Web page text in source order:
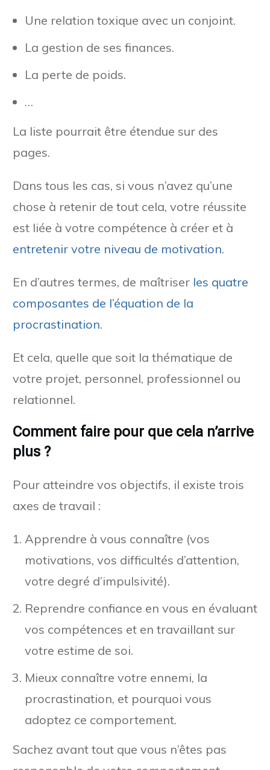
Une relation toxique avec un conjoint.
La gestion de ses finances.
La perte de poids.
…
La liste pourrait être étendue sur des
pages.
Dans tous les cas, si vous n’avez qu’une
chose à retenir de tout cela, votre réussite
est liée à votre compétence à créer et à
entretenir votre niveau de motivation.
En d’autres termes, de maîtriser les quatre
composantes de l’équation de la
procrastination.
Et cela, quelle que soit la thématique de
votre projet, personnel, professionnel ou
relationnel.
Comment faire pour que cela n’arrive
plus ?
Pour atteindre vos objectifs, il existe trois
axes de travail :
Apprendre à vous connaître (vos
motivations, vos difficultés d’attention,
votre degré d’impulsivité).
Reprendre confiance en vous en évaluant
vos compétences et en travaillant sur
votre estime de soi.
Mieux connaître votre ennemi, la
procrastination, et pourquoi vous
adoptez ce comportement.
Sachez avant tout que vous n’êtes pas